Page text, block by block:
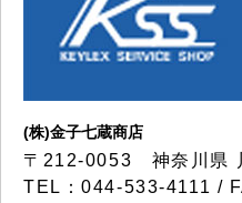
(株)金子七蔵商店
〒212-0053 神奈川県
TEL：044-533-4111 /